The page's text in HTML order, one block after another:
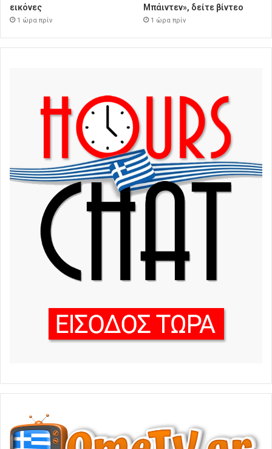
εικόνες
1 ώρα πρίν
Μπάιντεν», δείτε βίντεο
1 ώρα πρίν